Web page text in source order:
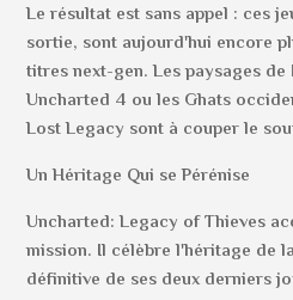
Le résultat est sans appel : ces
sortie, sont aujourd'hui encore
titres next-gen. Les paysages
Uncharted 4 ou les Ghats
Lost Legacy sont à couper le
Un Héritage Qui se Pérénise
Uncharted: Legacy of Thieves
mission. Il célèbre l'héritage de
définitive de ses deux derniers